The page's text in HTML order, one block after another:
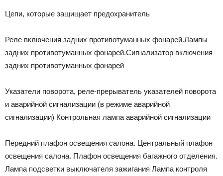
Цепи, которые защищает предохранитель
Реле включения задних противотуманных фонарей.Лампы
задних противотуманных фонарей.Сигнализатор включения
задних противотуманных фонарей
Указатели поворота, реле-прерыватель указателей поворота
и аварийной сигнализации (в режиме аварийной
сигнализации) Контрольная лампа аварийной сигнализации
Передний плафон освещения салона. Центральный плафон
освещения салона. Плафон освещения багажного отделения.
Лампа подсветки выключателя зажигания Лампа контроля